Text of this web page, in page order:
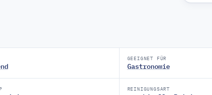
GEEIGNET FÜR
Gastronomie
REINIGUNGSART